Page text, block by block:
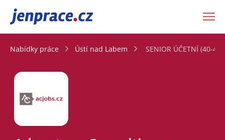
JenPráce.cz
Nabídky práce Ústí nad Labem SENIOR ÚČETNÍ (40-